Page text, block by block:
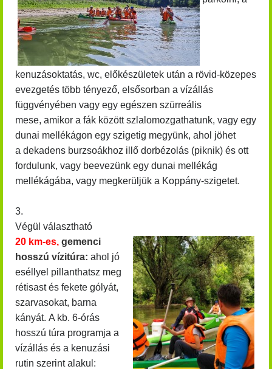
kenuzásoktatás, wc, előkészületek után a rövid-közepes
evezgetés több tényező, elsősorban a vízállás
függvényében vagy egy egészen szürreális
mese, amikor a fák között szlalomozgathatunk, vagy egy
dunai mellékágon egy szigetig megyünk, ahol jöhet
a dekadens burzsoákhoz illő dorbézolás (piknik) és ott
fordulunk, vagy beevezünk egy dunai mellékág
mellékágába, vagy megkerüljük a Koppány-szigetet.
3.
Végül választható
20 km-es, gemenci
hosszú vízitúra: ahol jó
eséllyel pillanthatsz meg
rétisast és fekete gólyát,
szarvasokat, barna
kányát. A kb. 6-órás
hosszú túra programja a
vízállás és a kenuzási
rutin szerint alakul: